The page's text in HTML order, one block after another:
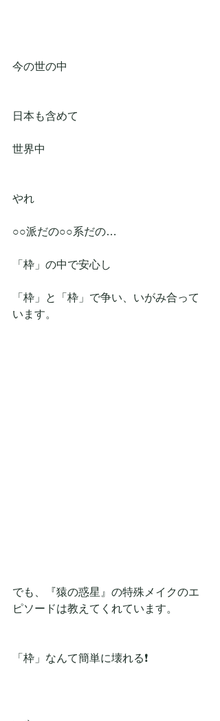
今の世の中
日本も含めて
世界中
やれ
○○派だの○○系だの…
「枠」の中で安心し
「枠」と「枠」で争い、いがみ合って
います。
でも、『猿の惑星』の特殊メイクのエ
ピソードは教えてくれています。
「枠」なんて簡単に壊れる❗